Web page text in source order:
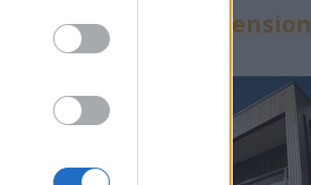
Calculette Extension